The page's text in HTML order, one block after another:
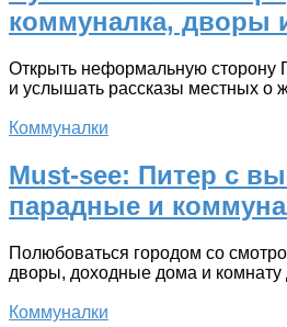
коммуналка, дворы
Открыть неформальную сторону
и услышать рассказы местных о
Коммуналки
Must-see: Питер с
парадные и
Полюбоваться городом со
дворы, доходные дома и комнату
Коммуналки